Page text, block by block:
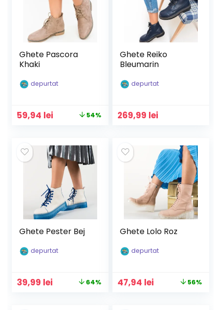
Ghete Pascora
Khaki
depurtat
Prețul
fost:
129,90 lei.
59,94 lei
59,94 lei.
54%
Ghete Reiko
Bleumarin
depurtat
269,99 lei
Ghete Pester Bej
depurtat
Prețul
39,99 lei 64%
Ghete Lolo Roz
depurtat
Prețul
47,94 lei 56%